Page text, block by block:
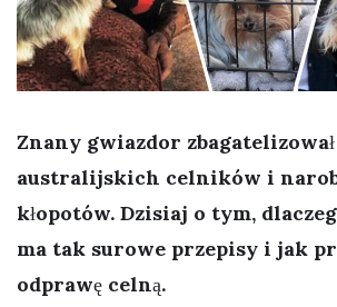
Znany gwiazdor zbagatelizował
australijskich celników i
kłopotów. Dzisiaj o tym,
ma tak surowe przepisy i jak
odprawę celną.